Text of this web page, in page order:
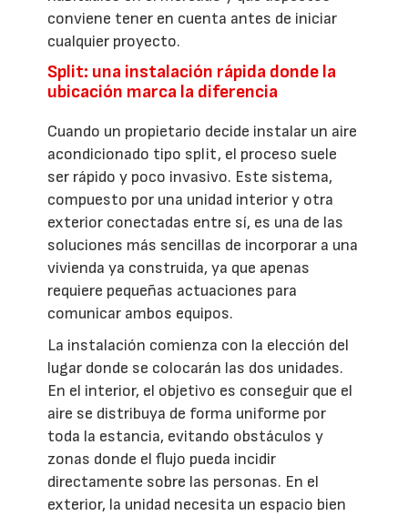
conviene tener en cuenta antes de iniciar
cualquier proyecto.
Split: una instalación rápida donde la
ubicación marca la diferencia
Cuando un propietario decide instalar un aire
acondicionado tipo split, el proceso suele
ser rápido y poco invasivo. Este sistema,
compuesto por una unidad interior y otra
exterior conectadas entre sí, es una de las
soluciones más sencillas de incorporar a una
vivienda ya construida, ya que apenas
requiere pequeñas actuaciones para
comunicar ambos equipos.
La instalación comienza con la elección del
lugar donde se colocarán las dos unidades.
En el interior, el objetivo es conseguir que el
aire se distribuya de forma uniforme por
toda la estancia, evitando obstáculos y
zonas donde el flujo pueda incidir
directamente sobre las personas. En el
exterior, la unidad necesita un espacio bien